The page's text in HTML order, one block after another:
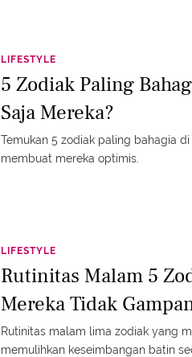
LIFESTYLE
5 Zodiak Paling
Saja Mereka?
Temukan 5 zodiak paling bahagia
membuat mereka optimis.
LIFESTYLE
Rutinitas Malam 5
Mereka Tidak
Rutinitas malam lima zodiak yang
memulihkan keseimbangan batin